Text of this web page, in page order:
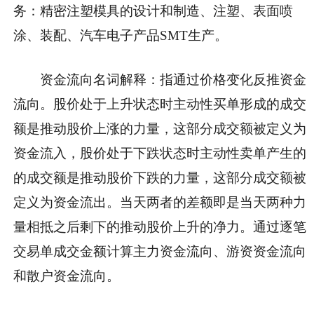
务：精密注塑模具的设计和制造、注塑、表面喷
涂、装配、汽车电子产品SMT生产。
资金流向名词解释：指通过价格变化反推资金
流向。股价处于上升状态时主动性买单形成的成交
额是推动股价上涨的力量，这部分成交额被定义为
资金流入，股价处于下跌状态时主动性卖单产生的
的成交额是推动股价下跌的力量，这部分成交额被
定义为资金流出。当天两者的差额即是当天两种力
量相抵之后剩下的推动股价上升的净力。通过逐笔
交易单成交金额计算主力资金流向、游资资金流向
和散户资金流向。